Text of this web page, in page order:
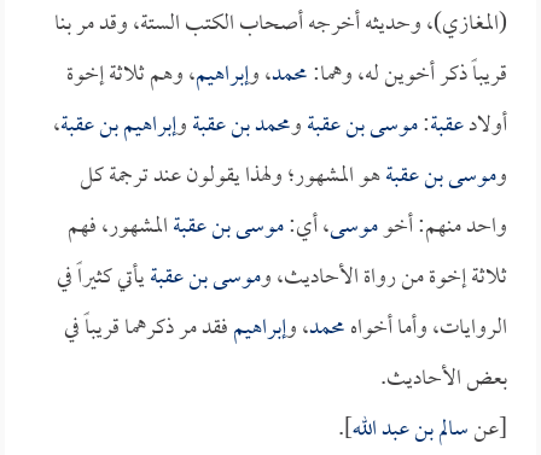
(المغازي)، وحديثه أخرجه أصحاب الكتب الستة، وقد مر بنا
قريباً ذكر أخوين له، وهما:محمد، وإبراهيم، وهم ثلاثة إخوة
أولادعقبة:موسى بن عقبةومحمد بن عقبةوإبراهيم بن عقبة،
وموسى بن عقبةهو المشهور؛ ولهذا يقولون عند ترجمة كل
واحد منهم: أخوموسى، أي:موسى بن عقبةالمشهور، فهم
ثلاثة إخوة من رواة الأحاديث، وموسى بن عقبةيأتي كثيراً في
الروايات، وأما أخواهمحمد، وإبراهيمفقد مر ذكرهما قريباً في
بعض الأحاديث.
[عنسالم بن عبد الله].